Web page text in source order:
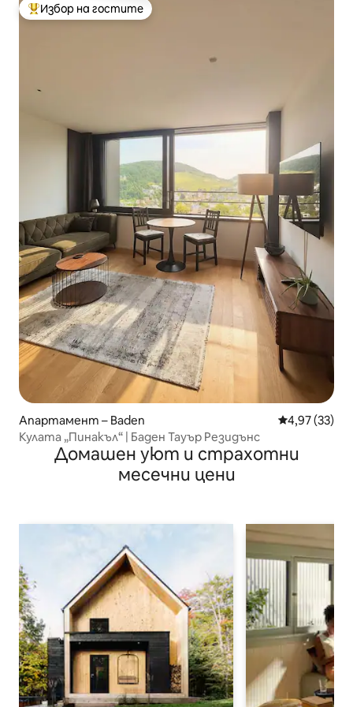
Най-популярен избор на гостите
Избор на гостите
Апартамент – Baden Средна
4,97 (33)
Кулата „Пинакъл“ | Баден Тауър Резидънс
Домашен уют и страхотни
месечни цени